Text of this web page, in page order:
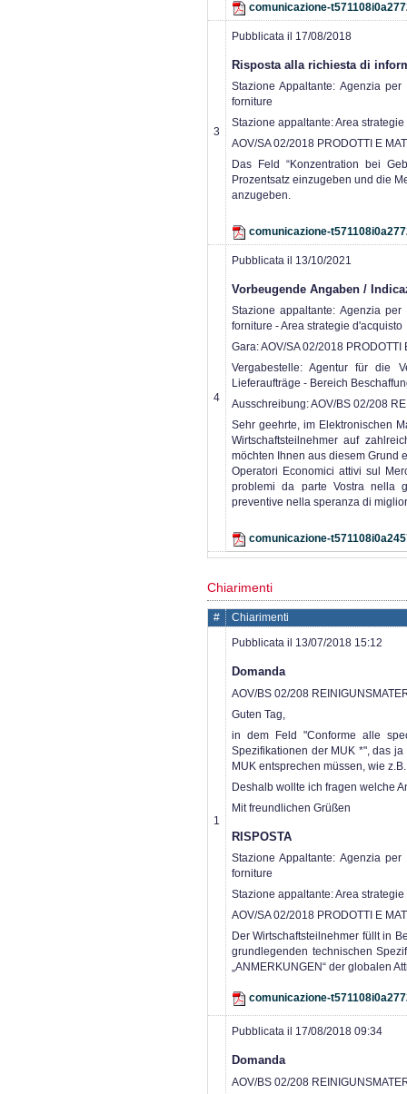
comunicazione-
3
Pubblicata il 17/08/2018
Risposta alla richiesta di
Stazione Appaltante: Agenzia
forniture
Stazione appaltante: Area
AOV/SA 02/2018 PRODOTTI E
Das Feld “Konzentration bei
Prozentsatz einzugeben und die
anzugeben.
comunicazione-
4
Pubblicata il 13/10/2021
Vorbeugende Angaben /
Stazione appaltante: Agenzia
forniture - Area strategie d'acquisto
Gara: AOV/SA 02/2018
Vergabestelle: Agentur für die
Lieferaufträge - Bereich
Ausschreibung: AOV/BS 02/208
Sehr geehrte, im Elektronischen
Wirtschaftsteilnehmer auf
möchten Ihnen aus diesem Grund
Operatori Economici attivi sul
problemi da parte Vostra nella
preventive nella speranza di
comunicazione-
Chiarimenti
# Chiarimenti
1
Pubblicata il 13/07/2018 15:12
Domanda
AOV/BS 02/208
Guten Tag,
in dem Feld "Conforme alle
Spezifikationen der MUK *", das
MUK entsprechen müssen, wie
Deshalb wollte ich fragen welche
Mit freundlichen Grüßen
RISPOSTA
Stazione Appaltante: Agenzia
forniture
Stazione appaltante: Area
AOV/SA 02/2018 PRODOTTI E
Der Wirtschaftsteilnehmer füllt in
grundlegenden technischen
„ANMERKUNGEN“ der globalen
comunicazione-
Pubblicata il 17/08/2018 09:34
Domanda
AOV/BS 02/208